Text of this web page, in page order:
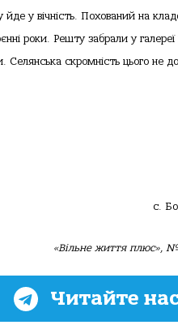
у вічність. Похований на
роки. Решту забрали у
скромність цього не
с.
«Вільне життя плюс»,
Читайте